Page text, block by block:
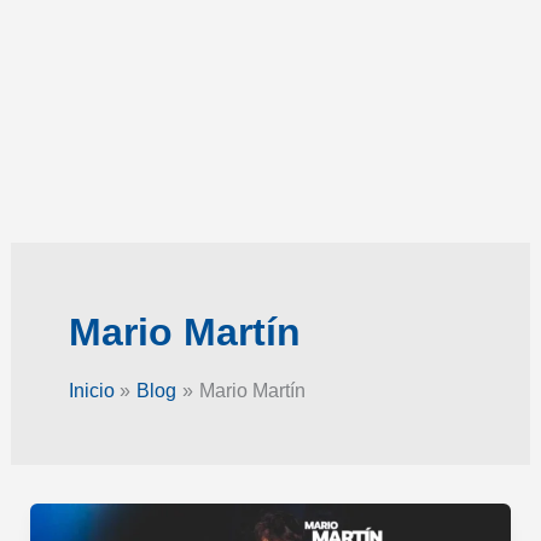
Mario Martín
Inicio Blog Mario Martín